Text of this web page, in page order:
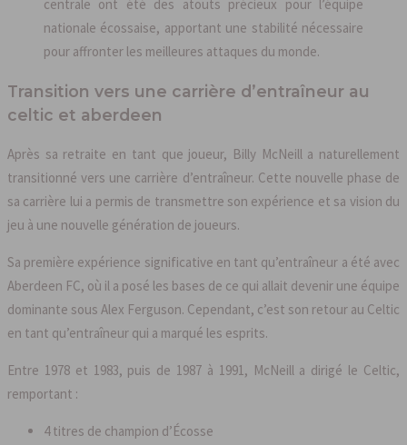
centrale ont été des atouts précieux pour l’équipe
nationale écossaise, apportant une stabilité nécessaire
pour affronter les meilleures attaques du monde.
Transition vers une carrière d’entraîneur au
celtic et aberdeen
Après sa retraite en tant que joueur, Billy McNeill a naturellement
transitionné vers une carrière d’entraîneur. Cette nouvelle phase de
sa carrière lui a permis de transmettre son expérience et sa vision du
jeu à une nouvelle génération de joueurs.
Sa première expérience significative en tant qu’entraîneur a été avec
Aberdeen FC, où il a posé les bases de ce qui allait devenir une équipe
dominante sous Alex Ferguson. Cependant, c’est son retour au Celtic
en tant qu’entraîneur qui a marqué les esprits.
Entre 1978 et 1983, puis de 1987 à 1991, McNeill a dirigé le Celtic,
remportant :
4 titres de champion d’Écosse